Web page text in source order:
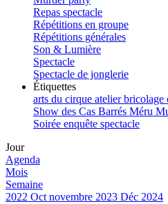
Repas spectacle
Répétitions en groupe
Répétitions générales
Son & Lumière
Spectacle
Spectacle de jonglerie
Étiquettes
arts du cirque atelierbricolage
Show des Cas Barrés Méru
Soirée enquête spectacle
Jour
Agenda
Mois
Semaine
2022 Oct novembre 2023 Déc 2024